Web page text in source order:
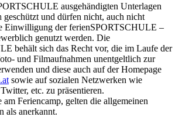
ausgehändigten Unterlagen
geschützt und dürfen nicht, auch nicht
Einwilligung der ferienSPORTSCHULE –
genutzt werden. Die
behält sich das Recht vor, die im Laufe der
und Filmaufnahmen unentgeltlich zur
und diese auch auf der Homepage
sowie auf sozialen Netzwerken wie
etc. zu präsentieren.
Feriencamp, gelten die allgemeinen
als anerkannt.